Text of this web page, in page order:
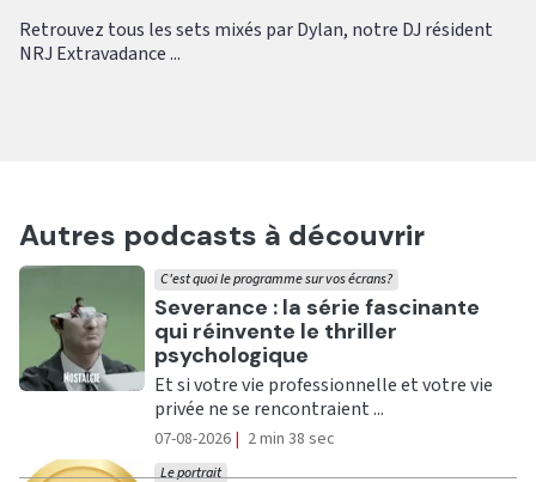
Retrouvez tous les sets mixés par Dylan, notre DJ résident
NRJ Extravadance ...
Autres podcasts à découvrir
Ecouter
Severance : la série fascinante
qui réinvente le thriller
psychologique
C'est quoi le programme sur vos écrans?
Et si votre vie professionnelle et votre vie
privée ne se rencontraient ...
07-08-2026 | 2 min 38 sec
Le portrait